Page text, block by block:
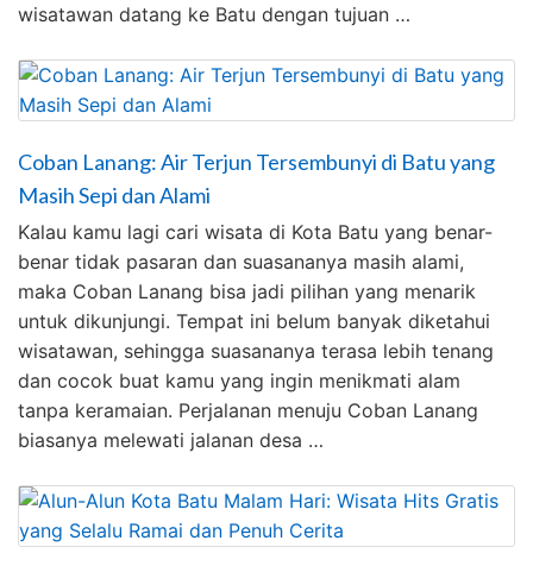
wisatawan datang ke Batu dengan tujuan …
Coban Lanang: Air Terjun Tersembunyi di Batu yang
Masih Sepi dan Alami
Kalau kamu lagi cari wisata di Kota Batu yang benar-
benar tidak pasaran dan suasananya masih alami,
maka Coban Lanang bisa jadi pilihan yang menarik
untuk dikunjungi. Tempat ini belum banyak diketahui
wisatawan, sehingga suasananya terasa lebih tenang
dan cocok buat kamu yang ingin menikmati alam
tanpa keramaian. Perjalanan menuju Coban Lanang
biasanya melewati jalanan desa …